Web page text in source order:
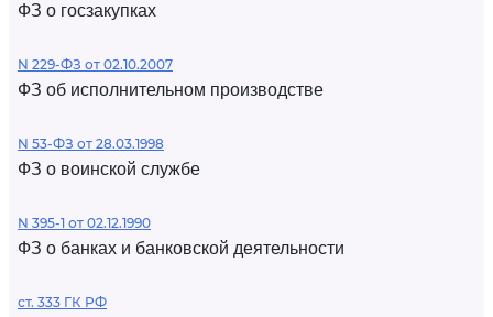
ФЗ о госзакупках
N 229-ФЗ от 02.10.2007
ФЗ об исполнительном производстве
N 53-ФЗ от 28.03.1998
ФЗ о воинской службе
N 395-1 от 02.12.1990
ФЗ о банках и банковской деятельности
ст. 333 ГК РФ